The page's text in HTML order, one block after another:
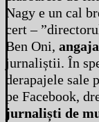
Nagy e un cal
cert –
Ben Oni,
jurnaliștii. În
derapajele sale
pe Facebook,
jurnaliști de